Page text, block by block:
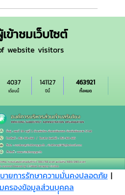
ข้าชมเว็บไซต์
website visitors
เดือนนี้
4037
ปีนี้
141127
ทั้งหมด
463921
ายการรักษาความมั่นคงปลอดภัย |
ครองข้อมูลส่วนบุุคคล